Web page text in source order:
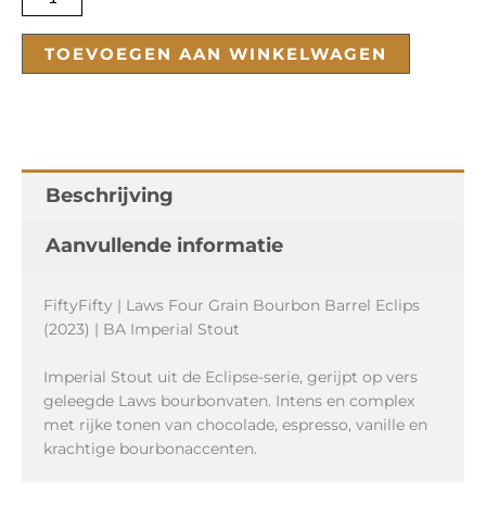
Bourbon
Eclips
TOEVOEGEN AAN WINKELWAGEN
Beschrijving
Aanvullende informatie
FiftyFifty | Laws Four Grain Bourbon Barrel Eclips
(2023) | BA Imperial Stout
Imperial Stout uit de Eclipse-serie, gerijpt op vers
geleegde Laws bourbonvaten. Intens en complex
met rijke tonen van chocolade, espresso, vanille en
krachtige bourbonaccenten.